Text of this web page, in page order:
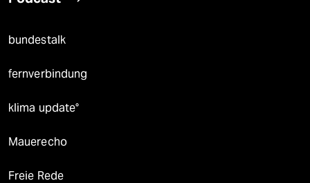
bundestalk
fernverbindung
klima update°
Mauerecho
Freie Rede